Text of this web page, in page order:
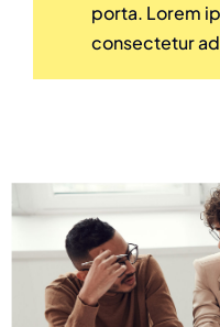
porta. Lorem
consectetur